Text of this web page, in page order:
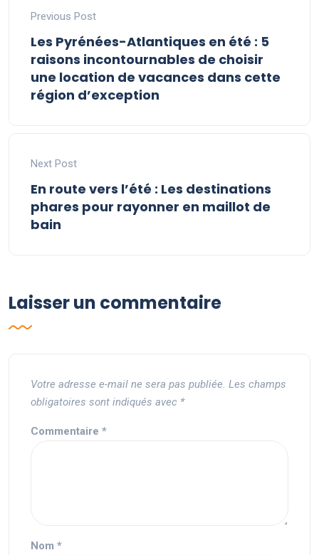
Previous Post
Les Pyrénées-Atlantiques en été : 5
raisons incontournables de choisir
une location de vacances dans cette
région d’exception
Next Post
En route vers l’été : Les destinations
phares pour rayonner en maillot de
bain
Laisser un commentaire
Votre adresse e-mail ne sera pas publiée. Les champs
obligatoires sont indiqués avec *
Commentaire *
Nom *